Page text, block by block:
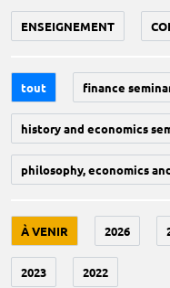
ENSEIGNEMENT
tout finance
history and economics
philosophy, economics
À VENIR 2026
2023 2022